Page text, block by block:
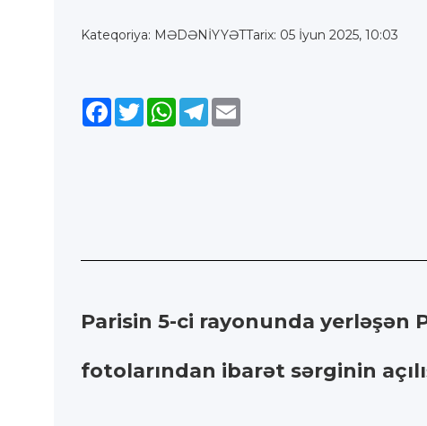
Kateqoriya: MƏDƏNİYYƏTTarix: 05 İyun 2025, 10:03
Facebook
TwitterWhatsApp
Telegram
Parisin 5-ci rayonunda
fotolarından ibarət sərginin